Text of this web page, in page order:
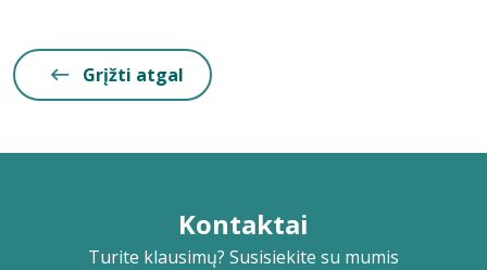
Grįžti atgal
Kontaktai
Turite klausimų? Susisiekite su mumis